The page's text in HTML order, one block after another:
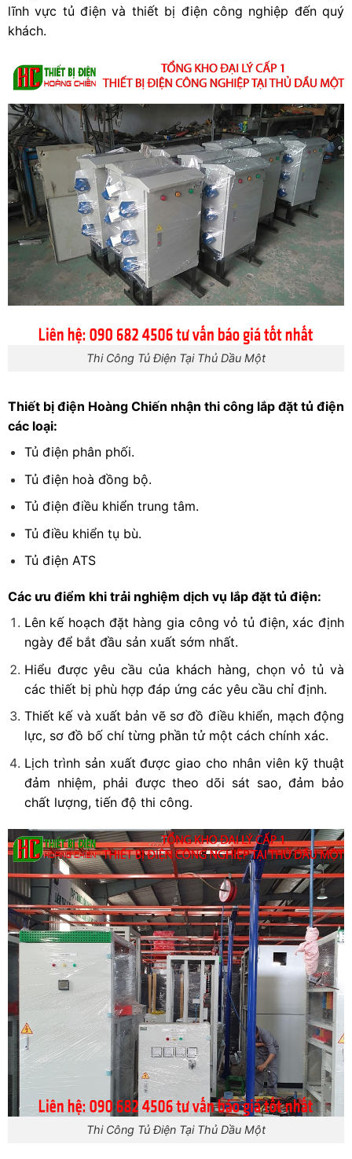
lĩnh vực tủ điện và thiết bị điện công nghiệp đến quý
khách.
Thi Công Tủ Điện Tại Thủ Dầu Một
Thiết bị điện Hoàng Chiến nhận thi công lắp đặt tủ điện
các loại:
Tủ điện phân phối.
Tủ điện hoà đồng bộ.
Tủ điện điều khiển trung tâm.
Tủ điều khiển tụ bù.
Tủ điện ATS
Các ưu điểm khi trải nghiệm dịch vụ lắp đặt tủ điện:
Lên kế hoạch đặt hàng gia công vỏ tủ điện, xác định
ngày để bắt đầu sản xuất sớm nhất.
Hiểu được yêu cầu của khách hàng, chọn vỏ tủ và
các thiết bị phù hợp đáp ứng các yêu cầu chỉ định.
Thiết kế và xuất bản vẽ sơ đồ điều khiển, mạch động
lực, sơ đồ bố chí từng phần tử một cách chính xác.
Lịch trình sản xuất được giao cho nhân viên kỹ thuật
đảm nhiệm, phải được theo dõi sát sao, đảm bảo
chất lượng, tiến độ thi công.
Thi Công Tủ Điện Tại Thủ Dầu Một